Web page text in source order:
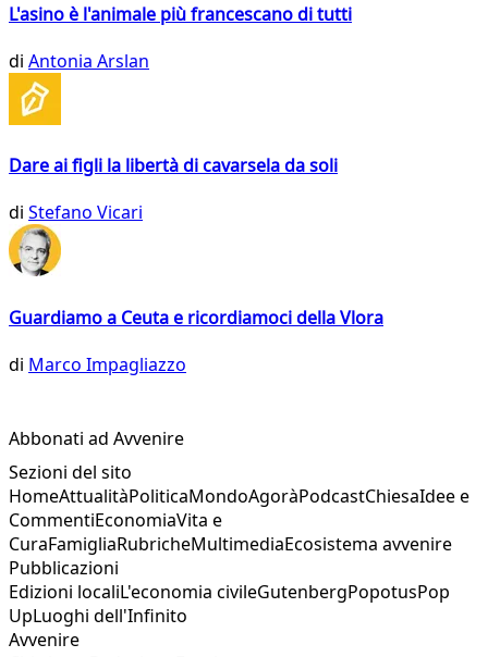
L'asino è l'animale più francescano di tutti
di Antonia Arslan
Dare ai figli la libertà di cavarsela da soli
di Stefano Vicari
Guardiamo a Ceuta e ricordiamoci della Vlora
di Marco Impagliazzo
Abbonati ad Avvenire
Sezioni del sito
HomeAttualitàPoliticaMondoAgoràPodcastChiesaIdee e
CommentiEconomiaVita e
CuraFamigliaRubricheMultimediaEcosistema avvenire
Pubblicazioni
Edizioni localiL'economia civileGutenbergPopotusPop
UpLuoghi dell'Infinito
Avvenire